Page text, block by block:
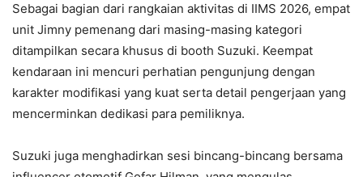
Sebagai bagian dari rangkaian aktivitas di IIMS 2026, empat
unit Jimny pemenang dari masing-masing kategori
ditampilkan secara khusus di booth Suzuki. Keempat
kendaraan ini mencuri perhatian pengunjung dengan
karakter modifikasi yang kuat serta detail pengerjaan yang
mencerminkan dedikasi para pemiliknya.
Suzuki juga menghadirkan sesi bincang-bincang bersama